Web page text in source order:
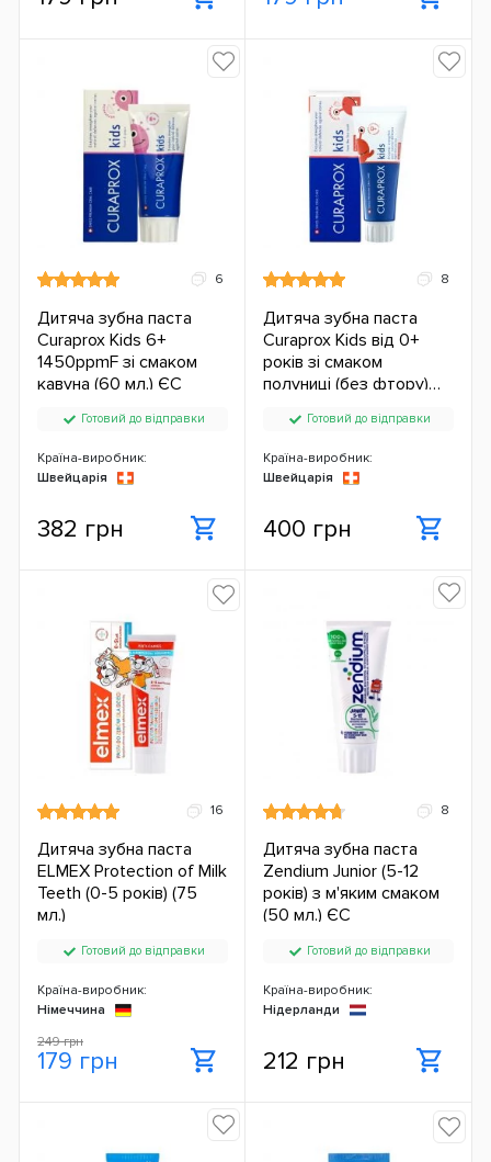
6
Дитяча зубна паста
Curaprox Kids 6+
1450ppmF зі смаком
кавуна (60 мл.) ЄС
Готовий до відправки
Країна-виробник:
Швейцарія
382 грн
8
Дитяча зубна паста
Curaprox Kids від 0+
років зі смаком
полуниці (без фтору)
Готовий до відправки
Країна-виробник:
Швейцарія
400 грн
16
Дитяча зубна паста
ELMEX Protection of Milk
Teeth (0-5 років) (75
мл.)
Готовий до відправки
Країна-виробник:
Німеччина
249 грн
179 грн
8
Дитяча зубна паста
Zendium Junior (5-12
років) з м'яким смаком
(50 мл.) ЄС
Готовий до відправки
Країна-виробник:
Нідерланди
212 грн